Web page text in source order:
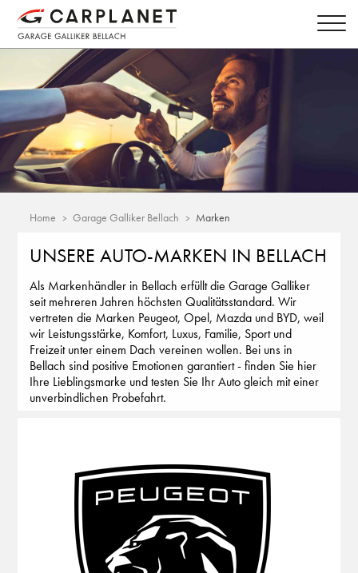
Home Garage Galliker Bellach Marken
UNSERE AUTO-MARKEN IN BELLACH
Als Markenhändler in Bellach erfüllt die Garage Galliker
seit mehreren Jahren höchsten Qualitätsstandard. Wir
vertreten die Marken Peugeot, Opel, Mazda und BYD, weil
wir Leistungsstärke, Komfort, Luxus, Familie, Sport und
Freizeit unter einem Dach vereinen wollen. Bei uns in
Bellach sind positive Emotionen garantiert - finden Sie hier
Ihre Lieblingsmarke und testen Sie Ihr Auto gleich mit einer
unverbindlichen Probefahrt.